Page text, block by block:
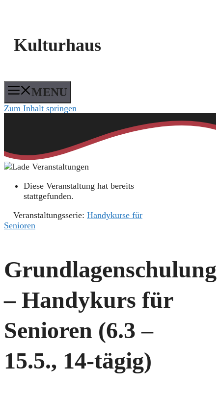
Kulturhaus
MENU
Zum Inhalt springen
Diese Veranstaltung hat bereits
stattgefunden.
Veranstaltungsserie: Handykurse für
Senioren
Grundlagenschulung
– Handykurs für
Senioren (6.3 –
15.5., 14-tägig)